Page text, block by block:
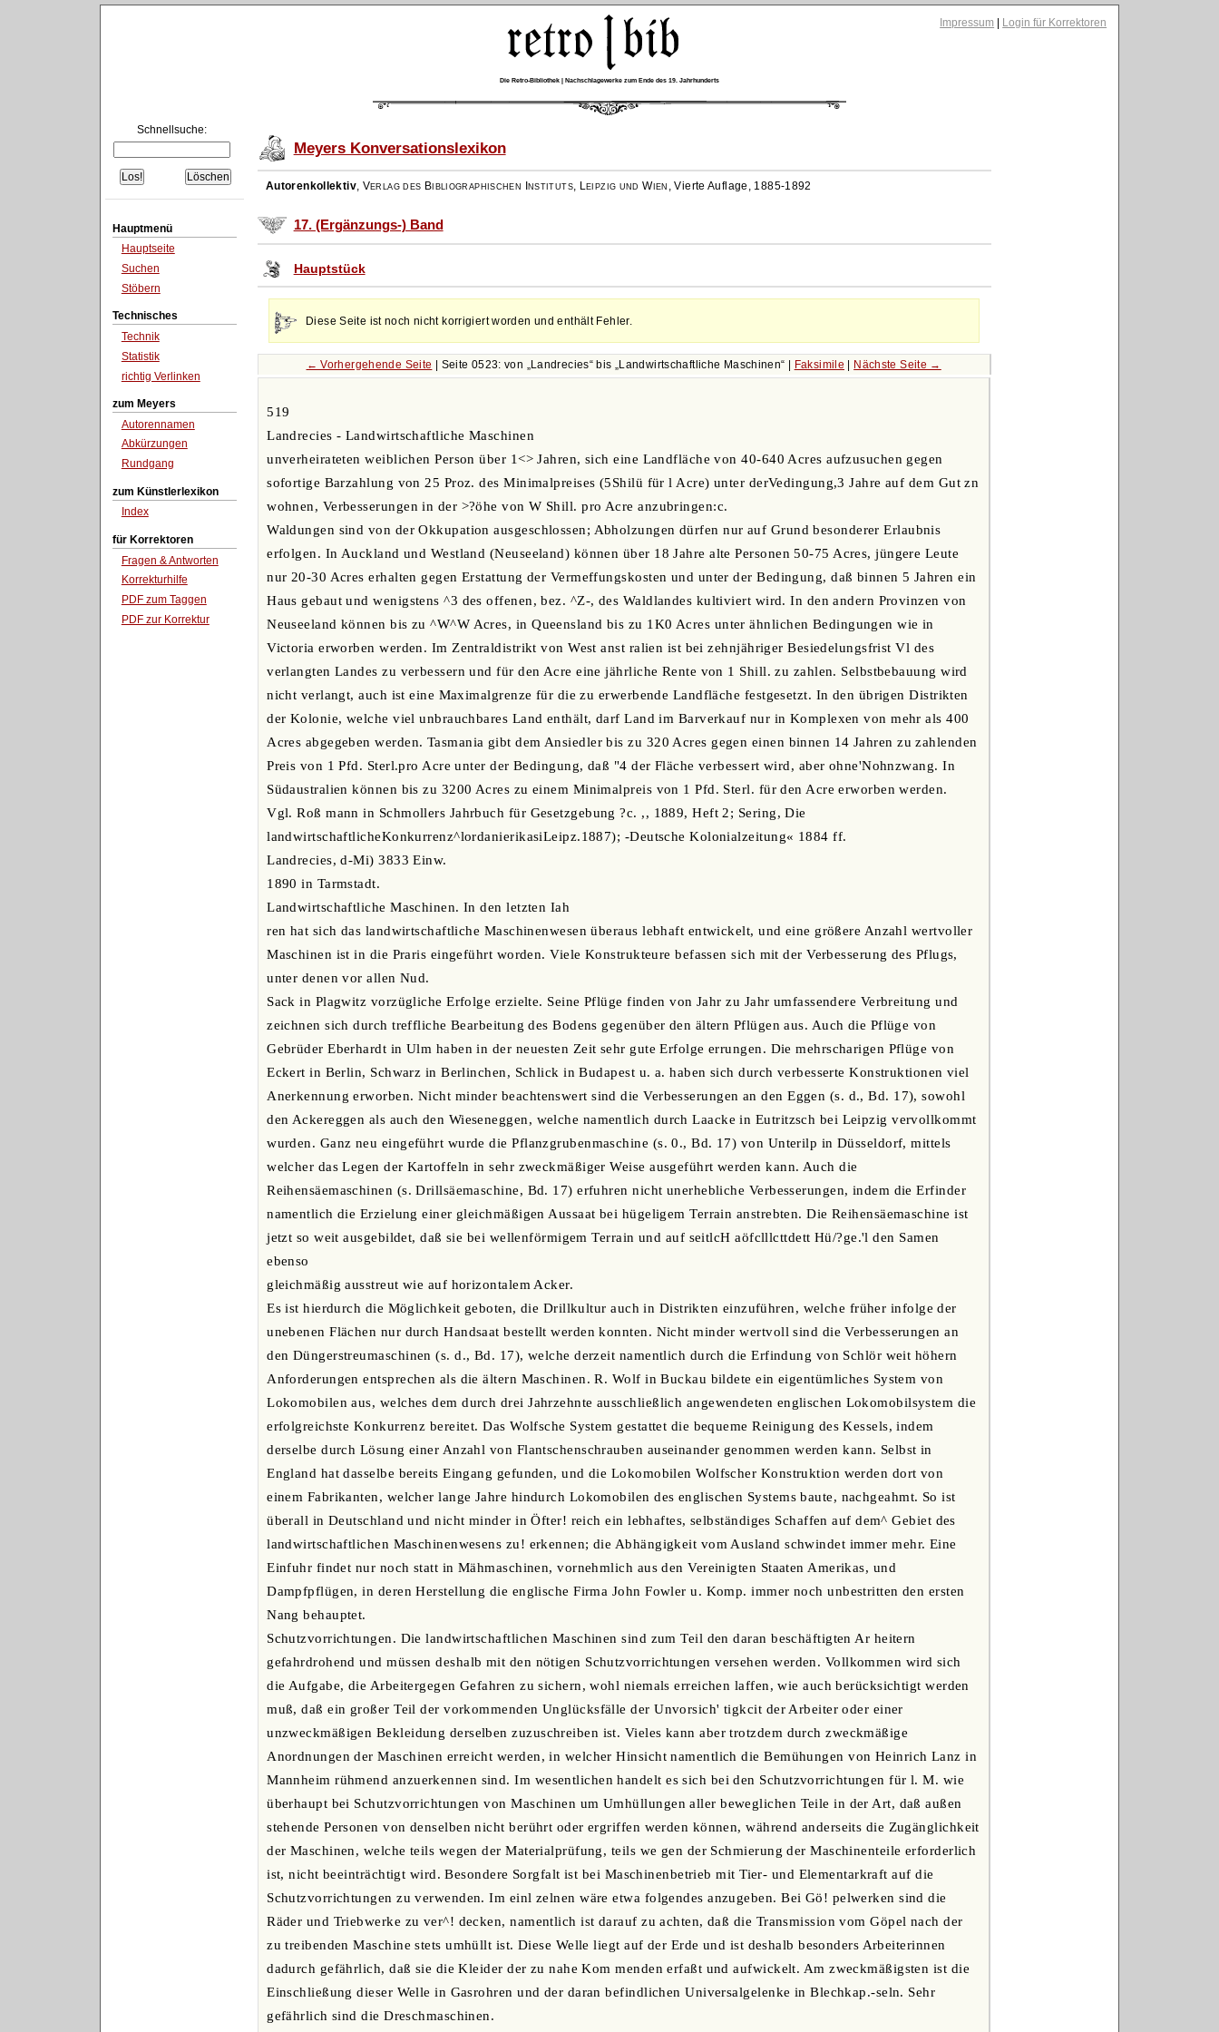
Impressum Login für Korrektoren
Die Retro-Bibliothek | Nachschlagewerke zum Ende des 19. Jahrhunderts
Schnellsuche:
Hauptmenü
Hauptseite
Suchen
Stöbern
Technisches
Technik
Statistik
richtig Verlinken
zum Meyers
Autorennamen
Abkürzungen
Rundgang
zum Künstlerlexikon
Index
für Korrektoren
Fragen & Antworten
Korrekturhilfe
PDF zum Taggen
PDF zur Korrektur
Meyers Konversationslexikon
Autorenkollektiv, Verlag des Bibliographischen Instituts, Leipzig und Wien ,Vierte Auflage, 1885-1892
17. (Ergänzungs-) Band
Hauptstück
Diese Seite ist noch nicht korrigiert worden und enthält Fehler.
← Vorhergehende Seite | Seite 0523: von Landrecies bis Landwirtschaftliche Maschinen Faksimile Nächste Seite →
519
Landrecies - Landwirtschaftliche Maschinen
unverheirateten weiblichen Person über 1<> Jahren, sich eine Landfläche von 40-640 Acres aufzusuchen gegen
sofortige Barzahlung von 25 Proz. des Minimalpreises (5Shilü für l Acre) unter derVedingung,3 Jahre auf dem Gut zn
wohnen, Verbesserungen in der >?öhe von W Shill. pro Acre anzubringen:c.
Waldungen sind von der Okkupation ausgeschlossen; Abholzungen dürfen nur auf Grund besonderer Erlaubnis
erfolgen. In Auckland und Westland (Neuseeland) können über 18 Jahre alte Personen 50-75 Acres, jüngere Leute
nur 20-30 Acres erhalten gegen Erstattung der Vermeffungskosten und unter der Bedingung, daß binnen 5 Jahren ein
Haus gebaut und wenigstens ^3 des offenen, bez. ^Z-, des Waldlandes kultiviert wird. In den andern Provinzen von
Neuseeland können bis zu ^W^W Acres, in Queensland bis zu 1K0 Acres unter ähnlichen Bedingungen wie in
Victoria erworben werden. Im Zentraldistrikt von West anst ralien ist bei zehnjähriger Besiedelungsfrist Vl des
verlangten Landes zu verbessern und für den Acre eine jährliche Rente von 1 Shill. zu zahlen. Selbstbebauung wird
nicht verlangt, auch ist eine Maximalgrenze für die zu erwerbende Landfläche festgesetzt. In den übrigen Distrikten
der Kolonie, welche viel unbrauchbares Land enthält, darf Land im Barverkauf nur in Komplexen von mehr als 400
Acres abgegeben werden. Tasmania gibt dem Ansiedler bis zu 320 Acres gegen einen binnen 14 Jahren zu zahlenden
Preis von 1 Pfd. Sterl.pro Acre unter der Bedingung, daß "4 der Fläche verbessert wird, aber ohne'Nohnzwang. In
Südaustralien können bis zu 3200 Acres zu einem Minimalpreis von 1 Pfd. Sterl. für den Acre erworben werden.
Vgl. Roß mann in Schmollers Jahrbuch für Gesetzgebung ?c. ,, 1889, Heft 2; Sering, Die
landwirtschaftlicheKonkurrenz^lordanierikasiLeipz.1887); -Deutsche Kolonialzeitung« 1884 ff.
Landrecies, d-Mi) 3833 Einw.
1890 in Tarmstadt.
Landwirtschaftliche Maschinen. In den letzten Iah
ren hat sich das landwirtschaftliche Maschinenwesen überaus lebhaft entwickelt, und eine größere Anzahl wertvoller
Maschinen ist in die Praris eingeführt worden. Viele Konstrukteure befassen sich mit der Verbesserung des Pflugs,
unter denen vor allen Nud.
Sack in Plagwitz vorzügliche Erfolge erzielte. Seine Pflüge finden von Jahr zu Jahr umfassendere Verbreitung und
zeichnen sich durch treffliche Bearbeitung des Bodens gegenüber den ältern Pflügen aus. Auch die Pflüge von
Gebrüder Eberhardt in Ulm haben in der neuesten Zeit sehr gute Erfolge errungen. Die mehrscharigen Pflüge von
Eckert in Berlin, Schwarz in Berlinchen, Schlick in Budapest u. a. haben sich durch verbesserte Konstruktionen viel
Anerkennung erworben. Nicht minder beachtenswert sind die Verbesserungen an den Eggen (s. d., Bd. 17), sowohl
den Ackereggen als auch den Wieseneggen, welche namentlich durch Laacke in Eutritzsch bei Leipzig vervollkommt
wurden. Ganz neu eingeführt wurde die Pflanzgrubenmaschine (s. 0., Bd. 17) von Unterilp in Düsseldorf, mittels
welcher das Legen der Kartoffeln in sehr zweckmäßiger Weise ausgeführt werden kann. Auch die
Reihensäemaschinen (s. Drillsäemaschine, Bd. 17) erfuhren nicht unerhebliche Verbesserungen, indem die Erfinder
namentlich die Erzielung einer gleichmäßigen Aussaat bei hügeligem Terrain anstrebten. Die Reihensäemaschine ist
jetzt so weit ausgebildet, daß sie bei wellenförmigem Terrain und auf seitlcH aöfclllcttdett Hü/?ge.'l den Samen
ebenso
gleichmäßig ausstreut wie auf horizontalem Acker.
Es ist hierdurch die Möglichkeit geboten, die Drillkultur auch in Distrikten einzuführen, welche früher infolge der
unebenen Flächen nur durch Handsaat bestellt werden konnten. Nicht minder wertvoll sind die Verbesserungen an
den Düngerstreumaschinen (s. d., Bd. 17), welche derzeit namentlich durch die Erfindung von Schlör weit höhern
Anforderungen entsprechen als die ältern Maschinen. R. Wolf in Buckau bildete ein eigentümliches System von
Lokomobilen aus, welches dem durch drei Jahrzehnte ausschließlich angewendeten englischen Lokomobilsystem die
erfolgreichste Konkurrenz bereitet. Das Wolfsche System gestattet die bequeme Reinigung des Kessels, indem
derselbe durch Lösung einer Anzahl von Flantschenschrauben auseinander genommen werden kann. Selbst in
England hat dasselbe bereits Eingang gefunden, und die Lokomobilen Wolfscher Konstruktion werden dort von
einem Fabrikanten, welcher lange Jahre hindurch Lokomobilen des englischen Systems baute, nachgeahmt. So ist
überall in Deutschland und nicht minder in Öfter! reich ein lebhaftes, selbständiges Schaffen auf dem^ Gebiet des
landwirtschaftlichen Maschinenwesens zu! erkennen; die Abhängigkeit vom Ausland schwindet immer mehr. Eine
Einfuhr findet nur noch statt in Mähmaschinen, vornehmlich aus den Vereinigten Staaten Amerikas, und
Dampfpflügen, in deren Herstellung die englische Firma John Fowler u. Komp. immer noch unbestritten den ersten
Nang behauptet.
Schutzvorrichtungen. Die landwirtschaftlichen Maschinen sind zum Teil den daran beschäftigten Ar heitern
gefahrdrohend und müssen deshalb mit den nötigen Schutzvorrichtungen versehen werden. Vollkommen wird sich
die Aufgabe, die Arbeitergegen Gefahren zu sichern, wohl niemals erreichen laffen, wie auch berücksichtigt werden
muß, daß ein großer Teil der vorkommenden Unglücksfälle der Unvorsich' tigkcit der Arbeiter oder einer
unzweckmäßigen Bekleidung derselben zuzuschreiben ist. Vieles kann aber trotzdem durch zweckmäßige
Anordnungen der Maschinen erreicht werden, in welcher Hinsicht namentlich die Bemühungen von Heinrich Lanz in
Mannheim rühmend anzuerkennen sind. Im wesentlichen handelt es sich bei den Schutzvorrichtungen für l. M. wie
überhaupt bei Schutzvorrichtungen von Maschinen um Umhüllungen aller beweglichen Teile in der Art, daß außen
stehende Personen von denselben nicht berührt oder ergriffen werden können, während anderseits die Zugänglichkeit
der Maschinen, welche teils wegen der Materialprüfung, teils we gen der Schmierung der Maschinenteile erforderlich
ist, nicht beeinträchtigt wird. Besondere Sorgfalt ist bei Maschinenbetrieb mit Tier- und Elementarkraft auf die
Schutzvorrichtungen zu verwenden. Im einl zelnen wäre etwa folgendes anzugeben. Bei Gö! pelwerken sind die
Räder und Triebwerke zu ver^! decken, namentlich ist darauf zu achten, daß die Transmission vom Göpel nach der
zu treibenden Maschine stets umhüllt ist. Diese Welle liegt auf der Erde und ist deshalb besonders Arbeiterinnen
dadurch gefährlich, daß sie die Kleider der zu nahe Kom menden erfaßt und aufwickelt. Am zweckmäßigsten ist die
Einschließung dieser Welle in Gasrohren und der daran befindlichen Universalgelenke in Blechkap.-seln. Sehr
gefährlich sind die Dreschmaschinen.